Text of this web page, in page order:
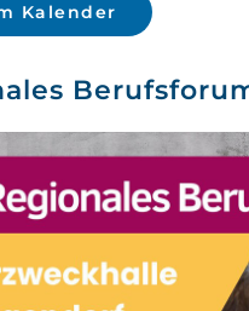
Kalender